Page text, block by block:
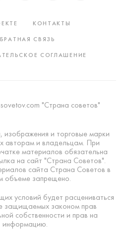
КОНТАКТЫ
СВЯЗЬ
СОГЛАШЕНИЕ
"Страна советов"
изображения и торговые марки
авторам и владельцам. При
материалов обязательна
на сайт "Страна Советов".
сайта Страна Советов в
объеме запрещено.
условий будет расцениваться
защищаемых законом прав
собственности и прав на
информацию.